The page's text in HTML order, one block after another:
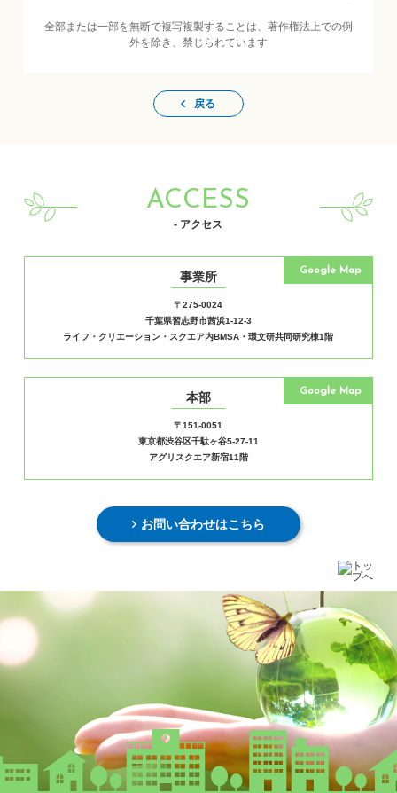
全部または一部を無断で複写複製することは、著作権法上での例
外を除き、禁じられています
戻る
ACCESS
- アクセス
事業所
〒275-0024
千葉県習志野市茜浜1-12-3
ライフ・クリエーション・スクエア内BMSA・環文研共同研究棟1階
Google Map
本部
〒151-0051
東京都渋谷区千駄ヶ谷5-27-11
アグリスクエア新宿11階
Google Map
お問い合わせはこちら